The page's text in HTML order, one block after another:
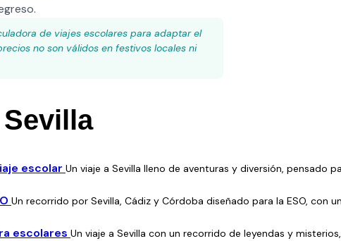
de viajes escolares para adaptar el
no son válidos en festivos locales ni
escolar Un viaje a Sevilla lleno de aventuras y diversión, pensado
Un recorrido por Sevilla, Cádiz y Córdoba diseñado para la ESO, con
escolares Un viaje a Sevilla con un recorrido de leyendas y